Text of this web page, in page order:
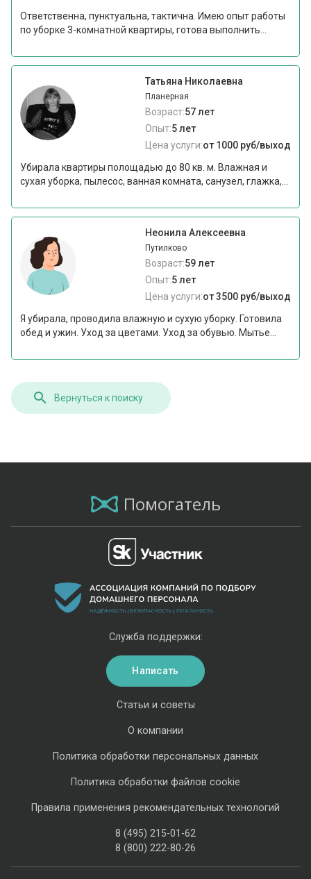
Ответственна, пунктуальна, тактична. Имею опыт работы
по уборке 3-комнатной квартиры, готова выполнить...
Татьяна Николаевна
Планерная
Возраст:57 лет
Опыт:5 лет
Цена услуги:от 1000 руб/выход
Убирала квартиры полощадью до 80 кв. м. Влажная и
сухая уборка, пылесос, ванная комната, санузел, глажка,...
Неонила Алексеевна
Путилково
Возраст:59 лет
Опыт:5 лет
Цена услуги:от 3500 руб/выход
Я убирала, проводила влажную и сухую уборку. Готовила
обед и ужин. Уход за цветами. Уход за обувью. Мытье...
Вернуться к поиску
Помогатель
Статьи и советы
О компании
Политика обработки персональных данных
Политика обработки файлов cookie
Правила применения рекомендательных технологий
8 (495) 215-01-62
8 (800) 222-80-26
Служба поддержки:
Написать